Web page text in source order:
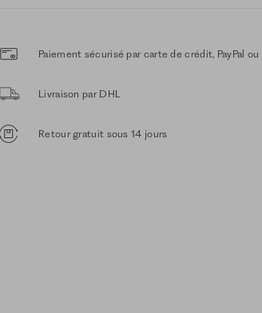
Paiement sécurisé par carte de crédit, PayPal
Livraison par DHL
Retour gratuit sous 14 jours